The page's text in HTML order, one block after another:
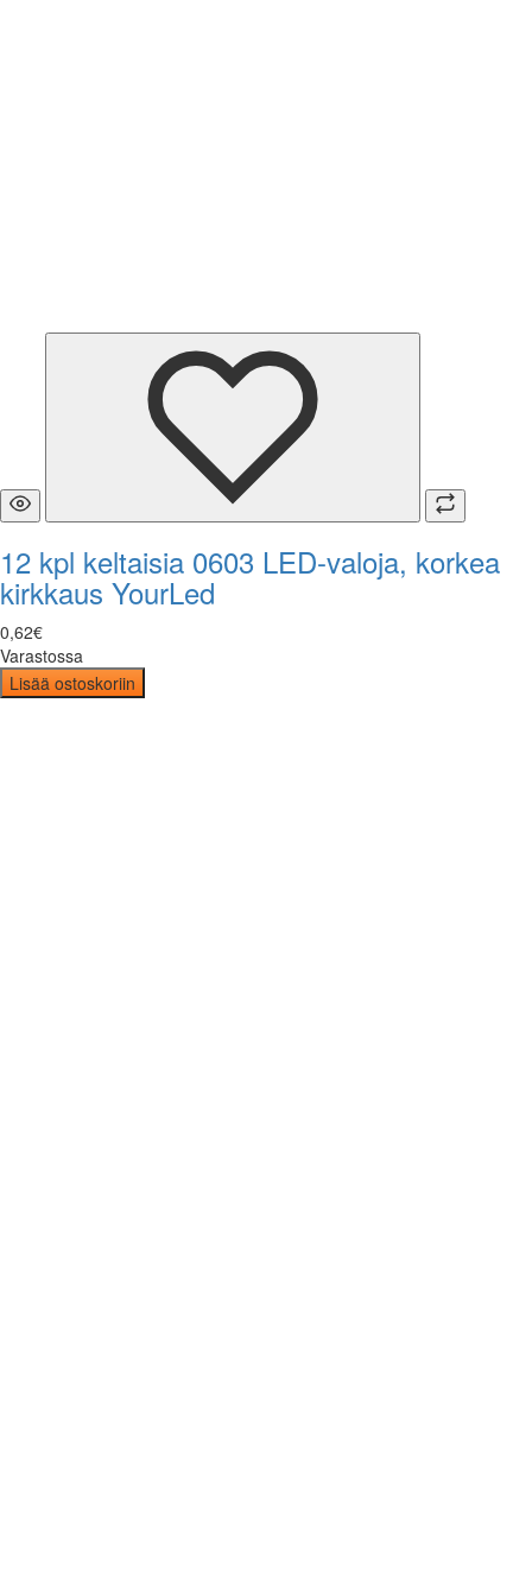
12 kpl keltaisia 0603 LED-valoja, korkea
kirkkaus YourLed
0,62€
Varastossa
Lisää ostoskoriin